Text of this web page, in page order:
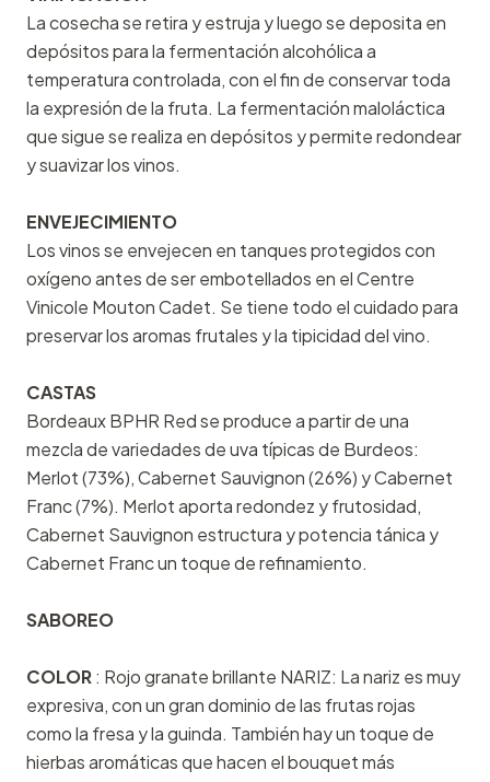
La cosecha se retira y estruja y luego se deposita en
depósitos para la fermentación alcohólica a
temperatura controlada, con el fin de conservar toda
la expresión de la fruta. La fermentación maloláctica
que sigue se realiza en depósitos y permite redondear
y suavizar los vinos.
ENVEJECIMIENTO
Los vinos se envejecen en tanques protegidos con
oxígeno antes de ser embotellados en el Centre
Vinicole Mouton Cadet. Se tiene todo el cuidado para
preservar los aromas frutales y la tipicidad del vino.
CASTAS
Bordeaux BPHR Red se produce a partir de una
mezcla de variedades de uva típicas de Burdeos:
Merlot (73%), Cabernet Sauvignon (26%) y Cabernet
Franc (7%). Merlot aporta redondez y frutosidad,
Cabernet Sauvignon estructura y potencia tánica y
Cabernet Franc un toque de refinamiento.
SABOREO
COLOR: Rojo granate brillante NARIZ: La nariz es muy
expresiva, con un gran dominio de las frutas rojas
como la fresa y la guinda. También hay un toque de
hierbas aromáticas que hacen el bouquet más